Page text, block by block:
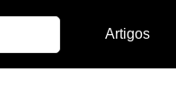
Artigos